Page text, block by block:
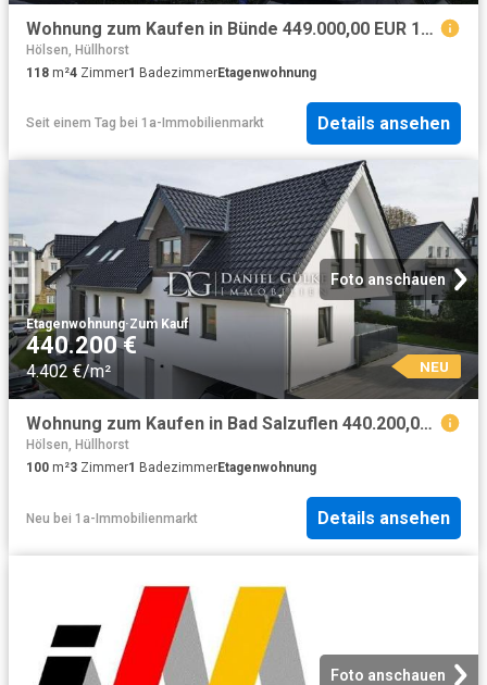
Wohnung zum Kaufen in Bünde 449.000,00 EUR 118 m²
Hölsen, Hüllhorst
118 m²4 Zimmer1 BadezimmerEtagenwohnung
Seit einem Tag bei 1a-Immobilienmarkt Details ansehen
Foto anschauen
Etagenwohnung·Zum Kauf
440.200 €
4.402 €/m² NEU
Wohnung zum Kaufen in Bad Salzuflen 440.200,00 EUR 100.05 m²
Hölsen, Hüllhorst
100 m²3 Zimmer1 BadezimmerEtagenwohnung
Neu bei 1a-Immobilienmarkt Details ansehen
Foto anschauen